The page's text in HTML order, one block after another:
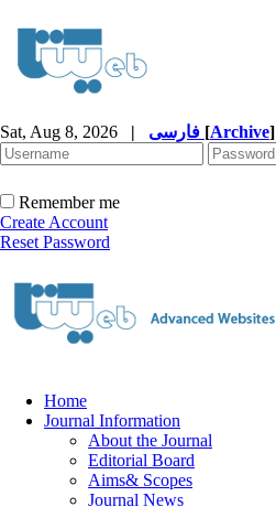
Sat, Aug 8, 2026 | [Archive]
Remember me
Create Account
Reset Password
Home
Journal Information
About the Journal
Editorial Board
Aims& Scopes
Journal News